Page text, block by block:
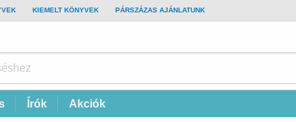
KIEMELT KÖNYVEK PÁRSZÁZAS AJÁNLATUNK
Írók Akciók